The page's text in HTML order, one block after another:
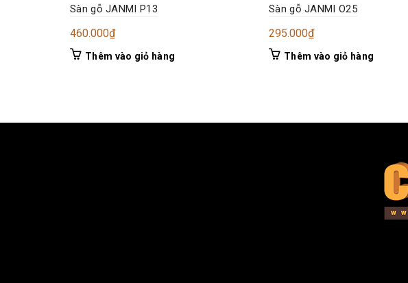
Sàn gỗ JANMI P13
460.000₫
Thêm vào giỏ hàng
Sàn gỗ JANMI O25
295.000₫
Thêm vào giỏ hàng